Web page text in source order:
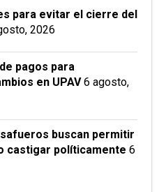
para evitar el cierre del
2026
pagos para
en UPAV 6 agosto,
buscan permitir
castigar políticamente 6